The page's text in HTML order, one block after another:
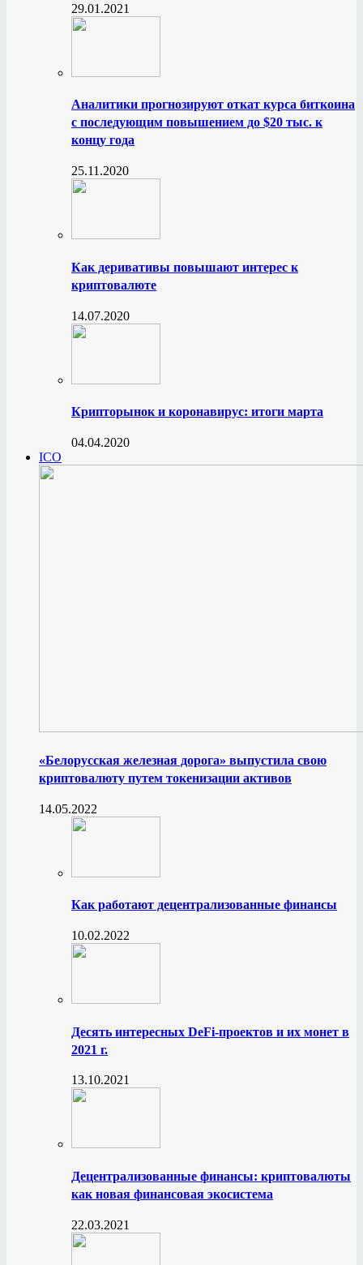
29.01.2021
Аналитики прогнозируют откат курса биткоина
с последующим повышением до $20 тыс. к
концу года
25.11.2020
Как деривативы повышают интерес к
криптовалюте
14.07.2020
Крипторынок и коронавирус: итоги марта
04.04.2020
ICO
«Белорусская железная дорога» выпустила свою
криптовалюту путем токенизации активов
14.05.2022
Как работают децентрализованные финансы
10.02.2022
Десять интересных DeFi-проектов и их монет в
2021 г.
13.10.2021
Децентрализованные финансы: криптовалюты
как новая финансовая экосистема
22.03.2021